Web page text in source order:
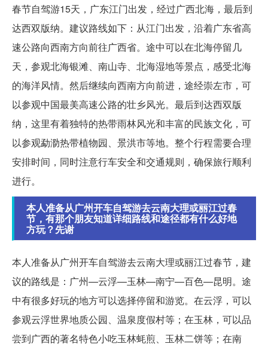
春节自驾游15天，广东江门出发，经过广西北海，最后到
达西双版纳。建议路线如下：从江门出发，沿着广东省高
速公路向西南方向前往广西省。途中可以在北海停留几
天，参观北海银滩、南山寺、北海湿地等景点，感受北海
的海洋风情。然后继续向西南方向前进，途经崇左市，可
以参观中国最美高速公路的壮乡风光。最后到达西双版
纳，这里有着独特的热带雨林风光和丰富的民族文化，可
以参观勐泐热带植物园、景洪市等地。整个行程需要合理
安排时间，同时注意行车安全和交通规则，确保旅行顺利
进行。
本人准备从广州开车自驾游去云南大理或丽江过春
节，有那个朋友知道详细路线和途径都有什么好地
方玩？先谢
本人准备从广州开车自驾游去云南大理或丽江过春节，建
议的路线是：广州—云浮—玉林—南宁—百色—昆明。途
中有很多好玩的地方可以选择停留和游览。在云浮，可以
参观云浮世界地质公园、温泉度假村等；在玉林，可以品
尝到广西的著名特色小吃玉林蚝煎、玉林二饼等；在南